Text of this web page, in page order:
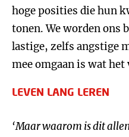
hoge posities die hun
tonen. We worden ons
lastige, zelfs angstige
mee omgaan is wat
LEVEN LANG LEREN
‘Maar waarom is dit